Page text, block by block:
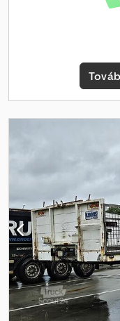
Szeretne
finanszírozási
szolgáltatásokat